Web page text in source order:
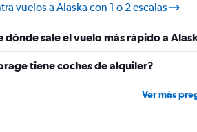
vuelos a Alaska con 1 o 2 escalas
dónde sale el vuelo más rápido a
tiene coches de alquiler?
Ver más